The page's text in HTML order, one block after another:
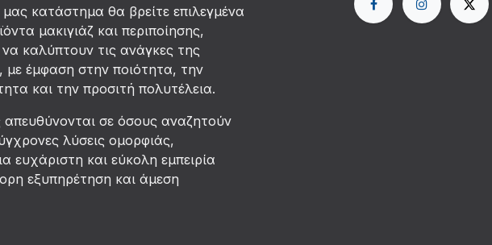
κατάστημα θα βρείτε επιλεγμένα
μακιγιάζ και περιποίησης,
καλύπτουν τις ανάγκες της
έμφαση στην ποιότητα, την
και την προσιτή πολυτέλεια.
σε όσους αναζητούν
λύσεις ομορφιάς,
ευχάριστη και εύκολη εμπειρία
εξυπηρέτηση και άμεση